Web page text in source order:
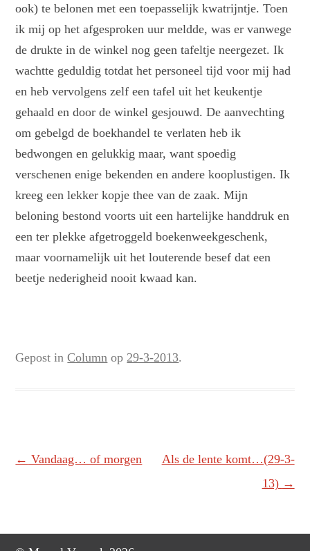
ook) te belonen met een toepasselijk kwatrijntje. Toen
ik mij op het afgesproken uur meldde, was er vanwege
de drukte in de winkel nog geen tafeltje neergezet. Ik
wachtte geduldig totdat het personeel tijd voor mij had
en heb vervolgens zelf een tafel uit het keukentje
gehaald en door de winkel gesjouwd. De aanvechting
om gebelgd de boekhandel te verlaten heb ik
bedwongen en gelukkig maar, want spoedig
verschenen enige bekenden en andere kooplustigen. Ik
kreeg een lekker kopje thee van de zaak. Mijn
beloning bestond voorts uit een hartelijke handdruk en
een ter plekke afgetroggeld boekenweekgeschenk,
maar voornamelijk uit het louterende besef dat een
beetje nederigheid nooit kwaad kan.
Gepost inColumn op29-3-2013.
Berichtnavigatie
← Vandaag… of morgen
Als de lente komt…(29-3-
13) →